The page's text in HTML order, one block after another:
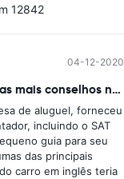
12842
04-12-2020
Lovely Car, mas mais conselhos necessários
de aluguel, forneceu
incluindo o SAT
guia para seu
das principais
carro em inglês teria